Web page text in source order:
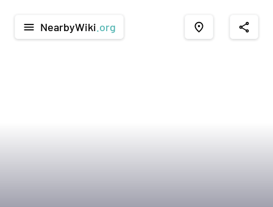
menu NearbyWiki .org place share